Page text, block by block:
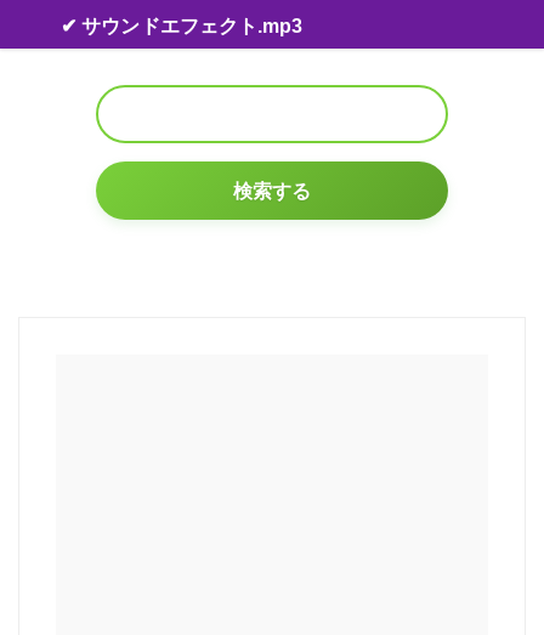
Skip to content
✔ サウンドエフェクト.mp3
検索する